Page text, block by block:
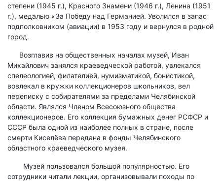
степени (1945 г.), Красного Знамени (1946 г.), Ленина (1951
г.), медалью «За Победу над Германией. Уволился в запас
подполковником (авиации) в 1953 году и вернулся в родной
город.
Возглавив на общественных началах музей, Иван
Михайлович занялся краеведческой работой, увлекался
спелеологией, филателией, нумизматикой, бонистикой,
вовлекал в кружки коллекционеров школьников, вел
переписку с собирателями за пределами Челябинской
области. Являлся Членом Всесоюзного общества
коллекционеров. Его коллекция бумажных денег РСФСР и
СССР была одной из наиболее полных в стране, после
смерти Киселёва передана в фонды Челябинского
областного краеведческого музея.
Музей пользовался большой популярностью. Его
сотрудники читали лекции, организовывали походы по